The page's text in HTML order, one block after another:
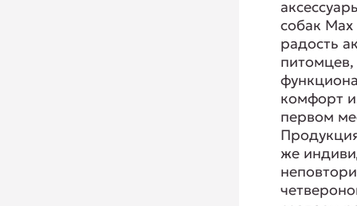
собак
радость
питомцев,
комфорт
первом
же